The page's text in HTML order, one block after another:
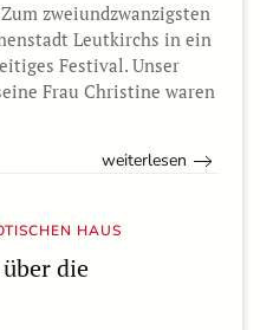
zweiundzwanzigsten
Leutkirchs in ein
Festival. Unser
Frau Christine waren
weiterlesen
HAUS
die